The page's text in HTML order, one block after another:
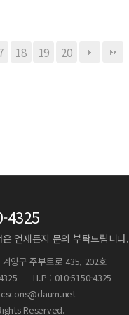
18 19 20
4325
언제든지 문의 부탁드립니다.
양구 주부토로 435, 202호
H.P : 010-5150-4325
Reserved.